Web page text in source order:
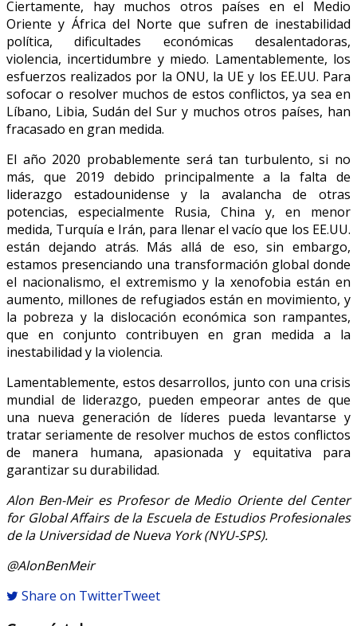
Ciertamente, hay muchos otros países en el Medio
Oriente y África del Norte que sufren de inestabilidad
política, dificultades económicas desalentadoras,
violencia, incertidumbre y miedo. Lamentablemente, los
esfuerzos realizados por la ONU, la UE y los EE.UU. Para
sofocar o resolver muchos de estos conflictos, ya sea en
Líbano, Libia, Sudán del Sur y muchos otros países, han
fracasado en gran medida.
El año 2020 probablemente será tan turbulento, si no
más, que 2019 debido principalmente a la falta de
liderazgo estadounidense y la avalancha de otras
potencias, especialmente Rusia, China y, en menor
medida, Turquía e Irán, para llenar el vacío que los EE.UU.
están dejando atrás. Más allá de eso, sin embargo,
estamos presenciando una transformación global donde
el nacionalismo, el extremismo y la xenofobia están en
aumento, millones de refugiados están en movimiento, y
la pobreza y la dislocación económica son rampantes,
que en conjunto contribuyen en gran medida a la
inestabilidad y la violencia.
Lamentablemente, estos desarrollos, junto con una crisis
mundial de liderazgo, pueden empeorar antes de que
una nueva generación de líderes pueda levantarse y
tratar seriamente de resolver muchos de estos conflictos
de manera humana, apasionada y equitativa para
garantizar su durabilidad.
Alon Ben-Meir es Profesor de Medio Oriente del Center
for Global Affairs de la Escuela de Estudios Profesionales
de la Universidad de Nueva York (NYU-SPS).
@AlonBenMeir
Share on TwitterTweet